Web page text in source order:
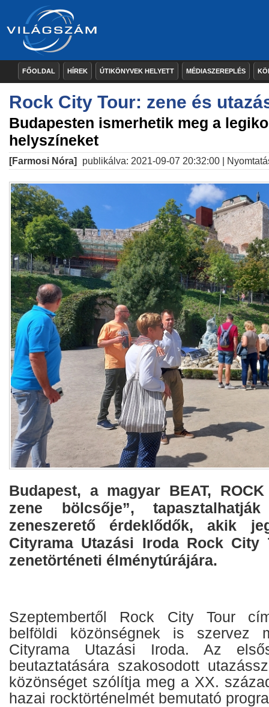
FŐOLDAL HÍREK ÚTIKÖNYVEK HELYETT MÉDIASZEREPLÉS
Rock City Tour: zene és
Budapesten ismerhetik meg a
helyszíneket
[Farmosi Nóra] publikálva: 2021-09-07 20:32:00 |
Budapest, a magyar BEAT, ROCK
zene bölcsője”,
zeneszerető érdeklődők, akik
Cityrama Utazási Iroda Rock City
zenetörténeti élménytúrájára.
Szeptembertől Rock City Tour
belföldi közönségnek is szervez
Cityrama Utazási Iroda. Az
beutaztatására szakosodott
közönséget szólítja meg a XX.
hazai rocktörténelmét bemutató